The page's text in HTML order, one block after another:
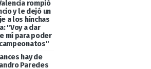
rompió
y le dejó un
a los hinchas
"Voy a dar
mí para poder
hay de
Paredes